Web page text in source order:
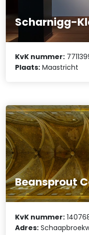
Scharnigg-
KvK nummer:
Plaats: Maastricht
Beansprout
KvK nummer:
Adres: